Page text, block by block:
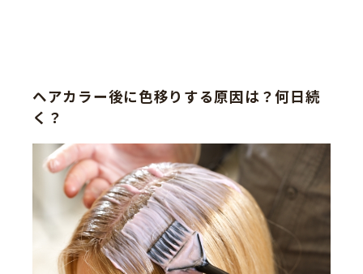
ヘアカラー後に色移りする原因は？何日続
く？